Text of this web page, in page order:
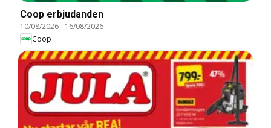
Coop erbjudanden
10/08/2026- 16/08/2026
Coop